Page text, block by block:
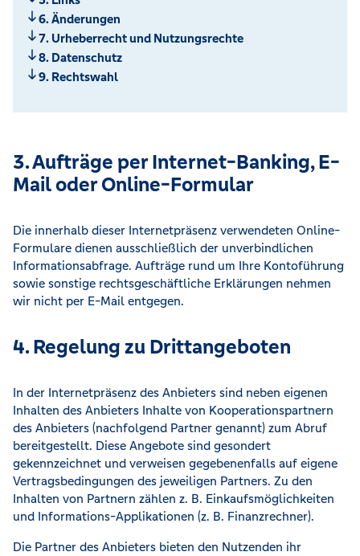
6. Änderungen
7. Urheberrecht und Nutzungsrechte
8. Datenschutz
9. Rechtswahl
3. Aufträge per Internet-Banking, E-
Mail oder Online-Formular
Die innerhalb dieser Internetpräsenz verwendeten Online-
Formulare dienen ausschließlich der unverbindlichen
Informationsabfrage. Aufträge rund um Ihre Kontoführung
sowie sonstige rechtsgeschäftliche Erklärungen nehmen
wir nicht per E-Mail entgegen.
4. Regelung zu Drittangeboten
In der Internetpräsenz des Anbieters sind neben eigenen
Inhalten des Anbieters Inhalte von Kooperationspartnern
des Anbieters (nachfolgend Partner genannt) zum Abruf
bereitgestellt. Diese Angebote sind gesondert
gekennzeichnet und verweisen gegebenenfalls auf eigene
Vertragsbedingungen des jeweiligen Partners. Zu den
Inhalten von Partnern zählen z. B. Einkaufsmöglichkeiten
und Informations-Applikationen (z. B. Finanzrechner).
Die Partner des Anbieters bieten den Nutzenden ihr